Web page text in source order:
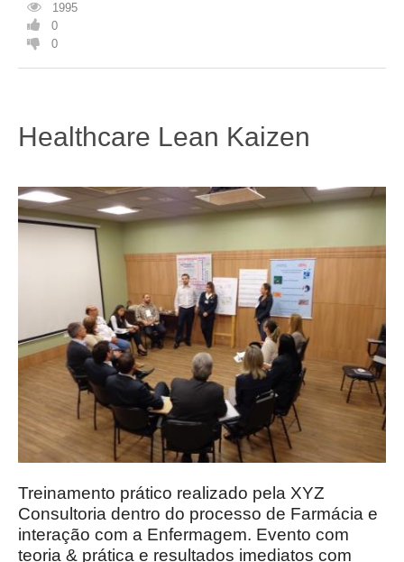
1995
0
0
Healthcare Lean Kaizen
Treinamento prático realizado pela XYZ
Consultoria dentro do processo de Farmácia e
interação com a Enfermagem. Evento com
teoria & prática e resultados imediatos com